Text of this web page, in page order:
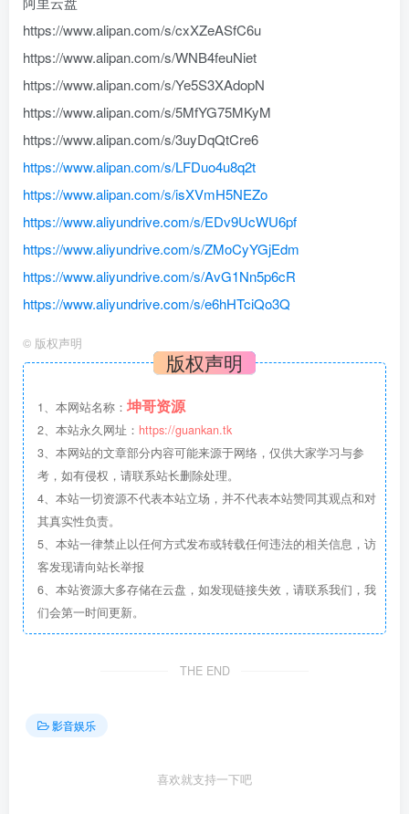
https://www.alipan.com/s/cxXZeASfC6u
https://www.alipan.com/s/WNB4feuNiet
https://www.alipan.com/s/Ye5S3XAdopN
https://www.alipan.com/s/5MfYG75MKyM
https://www.alipan.com/s/3uyDqQtCre6
https://www.alipan.com/s/LFDuo4u8q2t
https://www.alipan.com/s/isXVmH5NEZo
https://www.aliyundrive.com/s/EDv9UcWU6pf
https://www.aliyundrive.com/s/ZMoCyYGjEdm
https://www.aliyundrive.com/s/AvG1Nn5p6cR
https://www.aliyundrive.com/s/e6hHTciQo3Q
© 版权声明
版权声明
1、本网站名称： 坤哥资源
2、本站永久网址： https://guankan.tk
3、本网站的文章部分内容可能来源于网络，仅供大家学习与参
考，如有侵权，请联系站长删除处理。
4、本站一切资源不代表本站立场，并不代表本站赞同其观点和对
其真实性负责。
5、本站一律禁止以任何方式发布或转载任何违法的相关信息，访
客发现请向站长举报
6、本站资源大多存储在云盘，如发现链接失效，请联系我们，我
们会第一时间更新。
THE END
影音娱乐
喜欢就支持一下吧